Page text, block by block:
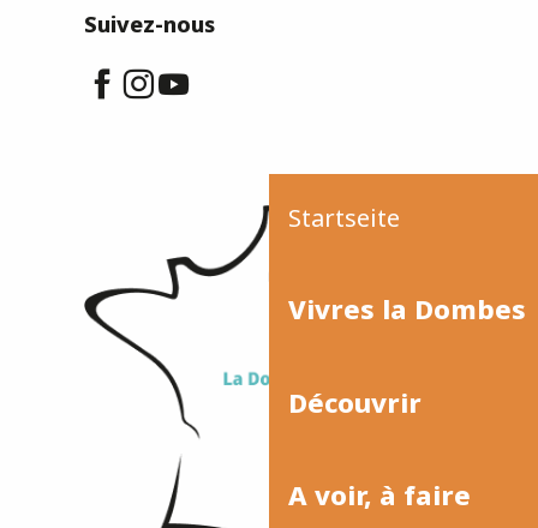
Startseite
Vivres la Dombes
Découvrir
A voir, à faire
Suivez-nous